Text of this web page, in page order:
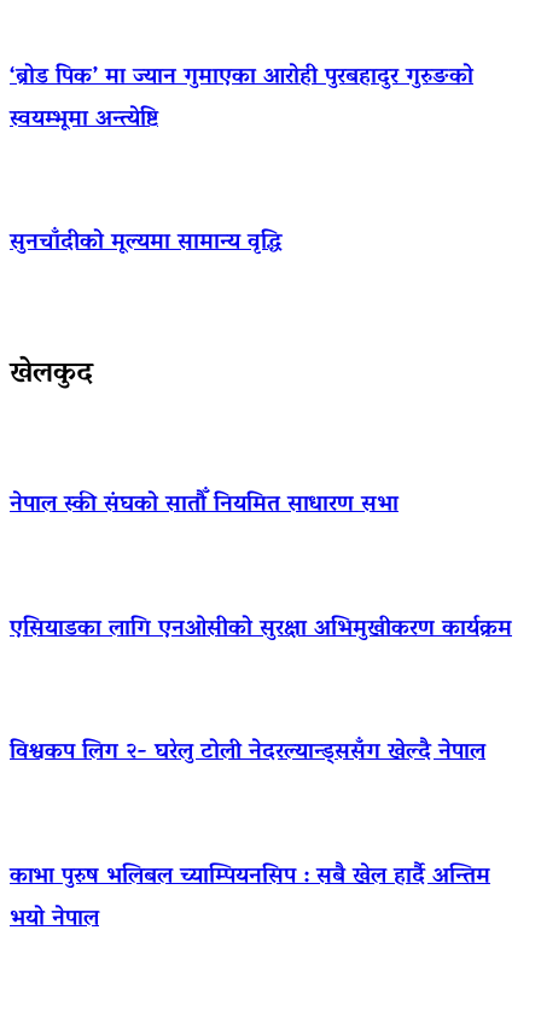
‘ब्रोड पिक’ मा ज्यान गुमाएका आराेही पुरबहादुर गुरुङको
स्वयम्भूमा अन्त्येष्टि
सुनचाँदीको मूल्यमा सामान्य वृद्धि
खेलकुद
नेपाल स्की संघको सातौँ नियमित साधारण सभा
एसियाडका लागि एनओसीको सुरक्षा अभिमुखीकरण कार्यक्रम
विश्वकप लिग २- घरेलु टोली नेदरल्यान्ड्ससँग खेल्दै नेपाल
काभा पुरुष भलिबल च्याम्पियनसिप : सबै खेल हार्दै अन्तिम
भयो नेपाल